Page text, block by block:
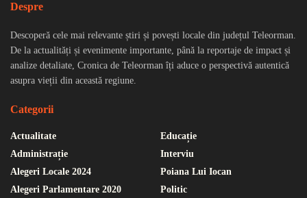
Despre
Descoperă cele mai relevante știri și povești locale din județul Teleorman.
De la actualități și evenimente importante, până la reportaje de impact și
analize detaliate, Cronica de Teleorman îți aduce o perspectivă autentică
asupra vieții din această regiune.
Categorii
Actualitate
Administrație
Alegeri Locale 2024
Alegeri Parlamentare 2020
Educație
Interviu
Poiana Lui Iocan
Politic